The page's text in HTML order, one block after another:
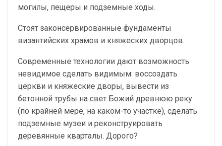
могилы, пещеры и подземные ходы.
Стоят законсервированные фундаменты
византийских храмов и княжеских дворцов.
Современные технологии дают возможность
невидимое сделать видимым: воссоздать
церкви и княжеские дворы, вывести из
бетонной трубы на свет Божий древнюю реку
(по крайней мере, на каком-то участке), сделать
подземные музеи и реконструировать
деревянные кварталы. Дорого?